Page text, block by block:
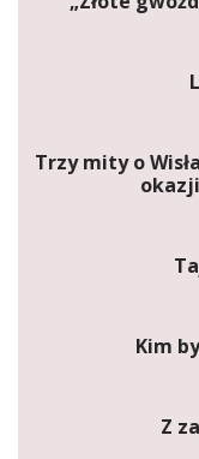
Trzy mity o
Kim
Z